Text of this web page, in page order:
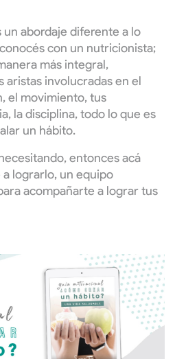
un abordaje diferente a lo
con un nutricionista;
más integral,
aristas involucradas en el
el movimiento, tus
la disciplina, todo lo que es
un hábito.
entonces acá
lograrlo, un equipo
acompañarte a lograr tus